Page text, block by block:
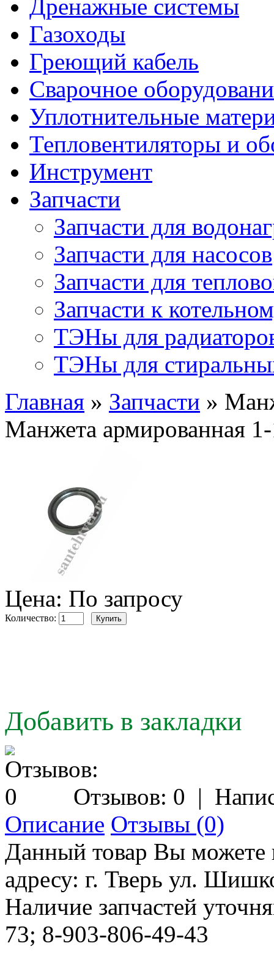
Дренажные системы
Газоходы
Греющий кабель
Сварочное
Уплотнительные
Тепловентиляторы и
Инструмент
Запчасти
Запчасти для
Запчасти для насосов
Запчасти для
Запчасти к
ТЭНы для
ТЭНы для
Главная » Запчасти »
Манжета армированная
Цена: По запросу
Количество:
Добавить в закладки
Отзывов: 0 |
Описание Отзывы (0)
Данный товар Вы можете
адресу: г. Тверь ул.
Наличие запчастей
73; 8-903-806-49-43